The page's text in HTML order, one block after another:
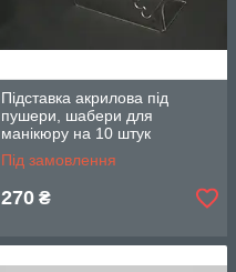
Підставка акрилова під
пушери, шабери для
манікюру на 10 штук
Під замовлення
270 ₴